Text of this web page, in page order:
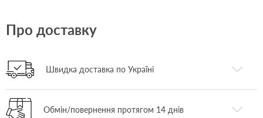
Про доставку
Швидка доставка по Україні
Обмін/повернення протягом 14 днів